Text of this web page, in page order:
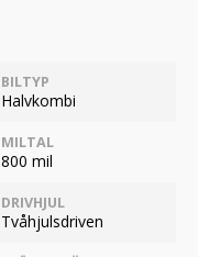
BILTYP
Halvkombi
MILTAL
800 mil
DRIVHJUL
Tvåhjulsdriven